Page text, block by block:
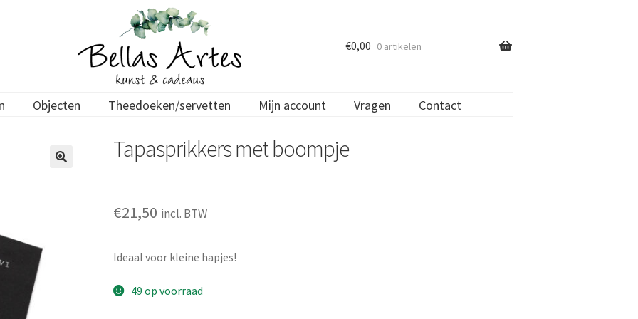
Objecten Theedoeken/servetten Mijn account Vragen Contact
€0,00 0 artikelen
Tapasprikkers met boompje
€21,50 incl. BTW
Ideaal voor kleine hapjes!
49 op voorraad